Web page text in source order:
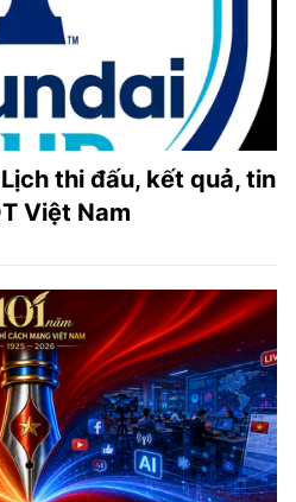
thi đấu, kết quả, tin
Việt Nam